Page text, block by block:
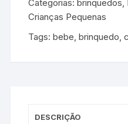
Categorias:brinquedos,
Crianças Pequenas
Tags:bebe,brinquedo,
DESCRIÇÃO